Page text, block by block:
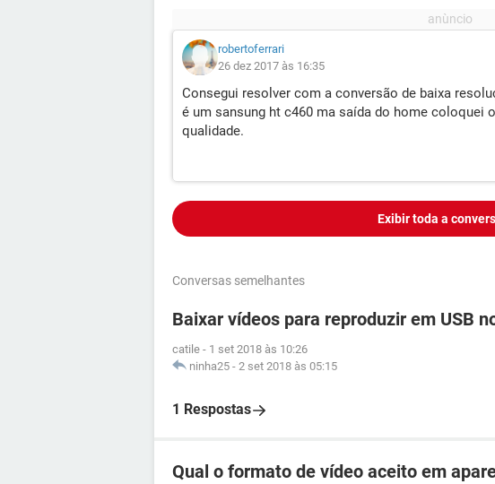
robertoferrari
26 dez 2017 às 16:35
Consegui resolver com a conversão de baixa
é um sansung ht c460 ma saída do home coloquei
qualidade.
Exibir toda a
Conversas semelhantes
Baixar vídeos para reproduzir em USB
catile - 1 set 2018 às 10:26
ninha25 - 2 set 2018 às 05:15
1 Respostas
Qual o formato de vídeo aceito em